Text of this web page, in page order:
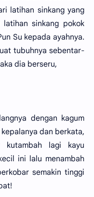
latihan sinkang yang
sinkang pokok
Su kepada ayahnya.
tubuhnya sebentar-
dia berseru,
dengan kagum
dan berkata,
kutambah lagi kayu
ini lalu menambah
semakin tinggi